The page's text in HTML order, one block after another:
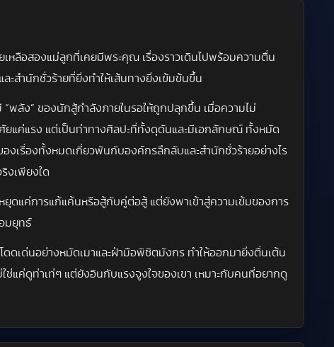
หลือสองแม่ลูกที่เคยมีพระคุณ เรื่องราวเดินไปพร้อมความตื่น
สำนักชั่วร้ายที่ยิ่งทำให้เส้นทางยิ่งเข้มข้นขึ้น
พลัง” ของนักสู้กำลังภายในรอให้ถูกปลุกขึ้น เมื่อความไม่
ยแค่แรง แต่เป็นท่าทางศิลปะที่ทั้งดุดันและมีเอกลักษณ์ ทั้งหมัด
งเรื่องทั้งหมดเกี่ยวพันกับองค์กรลึกลับและสำนักชั่วร้ายอย่างไร
งเพียงใด
ยุดแค่การแก้แค้นหรือสู้กับคู่ต่อสู้ แต่ยังพาเข้าสู่ความเข้มของการ
มยุทธ์
ดดเด่นอย่างหมัดเมาและฝ่ามือพิชิตมังกร ทำให้ออกมายิ่งตื่นเต้น
แค่ดูท่าเท่ๆ แต่ยังอินกับแรงจูงใจของเขา เหมาะกับคนที่อยากดู